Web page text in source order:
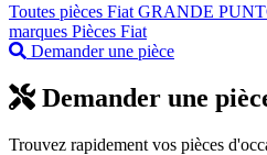
Toutes pièces Fiat GRANDE
marques Pièces Fiat
Demander une pièce
Demander une
Trouvez rapidement vos pièces